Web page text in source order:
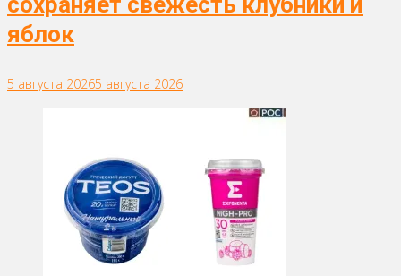
яблок
5 августа 20265 августа 2026